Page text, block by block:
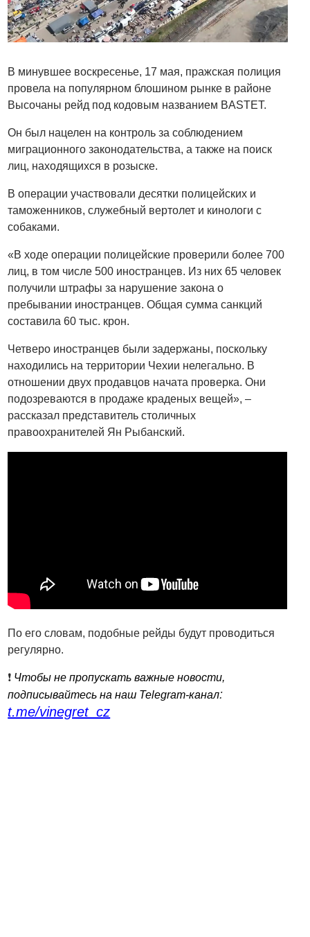
В минувшее воскресенье, 17 мая, пражская полиция
провела на популярном блошином рынке в районе
Высочаны рейд под кодовым названием BASTET.
Он был нацелен на контроль за соблюдением
миграционного законодательства, а также на поиск
лиц, находящихся в розыске.
В операции участвовали десятки полицейских и
таможенников, служебный вертолет и кинологи с
собаками.
«В ходе операции полицейские проверили более 700
лиц, в том числе 500 иностранцев. Из них 65 человек
получили штрафы за нарушение закона о
пребывании иностранцев. Общая сумма санкций
составила 60 тыс. крон.
Четверо иностранцев были задержаны, поскольку
находились на территории Чехии нелегально. В
отношении двух продавцов начата проверка. Они
подозреваются в продаже краденых вещей», –
рассказал представитель столичных
правоохранителей Ян Рыбанский.
По его словам, подобные рейды будут проводиться
регулярно.
❗️ Чтобы не пропускать важные новости,
подписывайтесь на наш Telegram-канал:
t.me/vinegret_cz